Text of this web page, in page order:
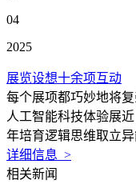
04
2025
展览设想十余项互动
每个展项都巧妙地将
人工智能科技体验展
年培育逻辑思维取立
详细信息 >
相关新闻